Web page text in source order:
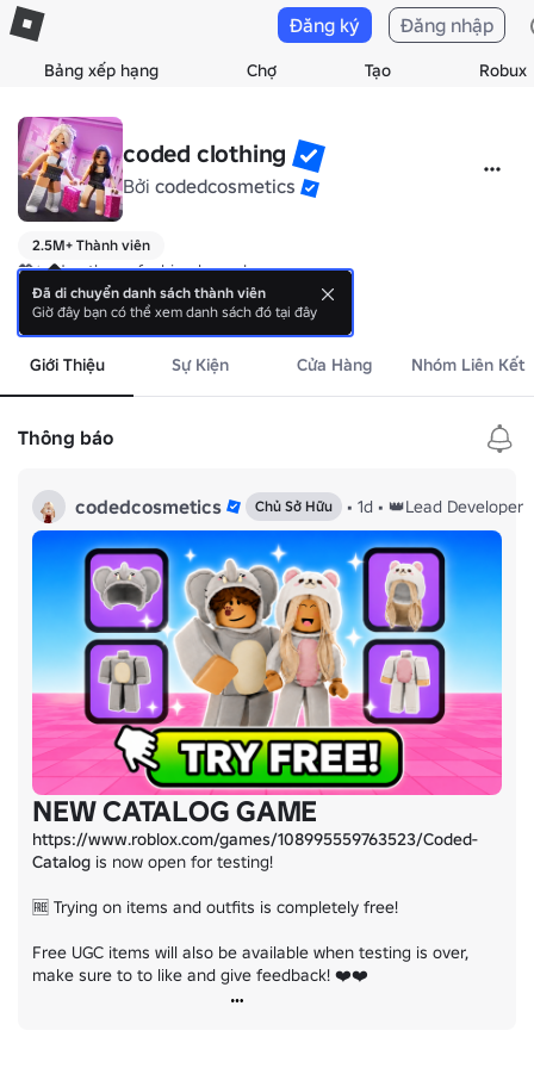
Bảng xếp hạng Chợ Tạo Robux
Đăng ký Đăng nhập
coded clothing
Bởi codedcosmetics
2.5M+ Thành viên
💖✨ Hey there, fashion lovers!
Welcome to our cozy group, where style meets fun on Roblox!
All our items are priced at the lowest possible, so you can look
https://www.roblox.com/games/4622480690/Coded-Clothing-Mall-
https://www.roblox.com/games/7406897155/Coded-Clothing-Mall-
https://www.roblox.com/games/4984400432/NEW-Outfit-Loader
hiện thêm
Giới Thiệu Sự Kiện Cửa Hàng Nhóm Liên Kết
Thông báo
codedcosmetics Chủ Sở Hữu • 1d • 👑Lead Developer
NEW CATALOG GAME
https://www.roblox.com/games/108995559763523/Coded-
Catalog is now open for testing!
🆓 Trying on items and outfits is completely free!
Free UGC items will also be available when testing is over,
make sure to to like and give feedback! ❤️❤️
Đã di chuyển danh sách thành viên
Giờ đây bạn có thể xem danh sách đó tại đây